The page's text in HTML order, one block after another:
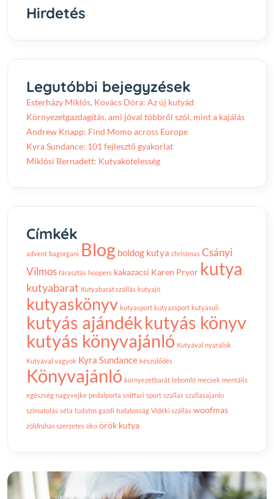
Hirdetés
Legutóbbi bejegyzések
Esterházy Miklós, Kovács Dóra: Az új kutyád
Környezetgazdagítás, ami jóval többről szól, mint a kajálás
Andrew Knapp: Find Momo across Europe
Kyra Sundance: 101 fejlesztő gyakorlat
Miklósi Bernadett: Kutyakötelesség
Címkék
advent bagorgani Blog boldog kutya christmas Csányi
Vilmos fárasztás hoopers kakazacsi Karen Pryor kutya
kutyabarat Kutyabarát szállás kutyajó
kutyaskönyv kutyasport kutyassport kutyasuli
kutyás ajándékkutyás könyv
kutyás könyvajánló Kutyával nyaralok
Kutyával vagyok Kyra Sundance készülődés
Könyvajánló környezetbarát lebomló mecsek mentális
egészség nagyvejke pedalporta sniffari sport szallas szallasajanlo
szimatolás séta tudatos gazdi tudatosság Vidéki szállás woofmas
zöldruhás szerzetes öko örök kutya